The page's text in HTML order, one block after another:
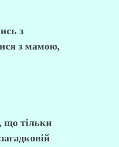
з
з мамою,
що тільки